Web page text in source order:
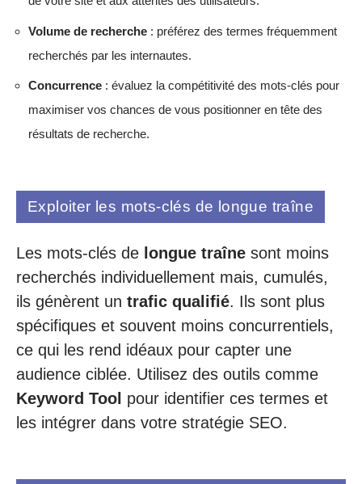
Volume de recherche : préférez des termes fréquemment
recherchés par les internautes.
Concurrence : évaluez la compétitivité des mots-clés pour
maximiser vos chances de vous positionner en tête des
résultats de recherche.
Exploiter les mots-clés de longue traîne
Les mots-clés de longue traîne sont moins
recherchés individuellement mais, cumulés,
ils génèrent un trafic qualifié. Ils sont plus
spécifiques et souvent moins concurrentiels,
ce qui les rend idéaux pour capter une
audience ciblée. Utilisez des outils comme
Keyword Tool pour identifier ces termes et
les intégrer dans votre stratégie SEO.